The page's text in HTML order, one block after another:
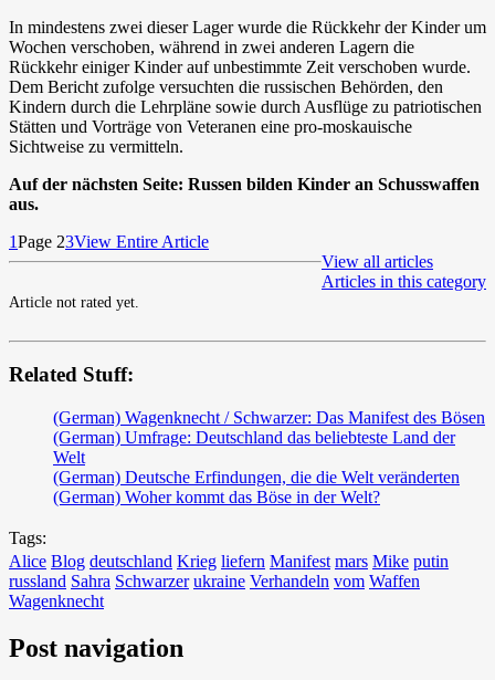
In mindestens zwei dieser Lager wurde die Rückkehr der Kinder um
Wochen verschoben, während in zwei anderen Lagern die
Rückkehr einiger Kinder auf unbestimmte Zeit verschoben wurde.
Dem Bericht zufolge versuchten die russischen Behörden, den
Kindern durch die Lehrpläne sowie durch Ausflüge zu patriotischen
Stätten und Vorträge von Veteranen eine pro-moskauische
Sichtweise zu vermitteln.
Auf der nächsten Seite: Russen bilden Kinder an Schusswaffen
aus.
1Page 23View Entire Article
View all articles
Articles in this category
Article not rated yet.
Related Stuff:
(German) Wagenknecht / Schwarzer: Das Manifest des Bösen
(German) Umfrage: Deutschland das beliebteste Land der
Welt
(German) Deutsche Erfindungen, die die Welt veränderten
(German) Woher kommt das Böse in der Welt?
Tags:
Alice Blog deutschland Krieg liefern Manifest mars Mike putin
russland Sahra Schwarzer ukraine Verhandeln vom Waffen
Wagenknecht
Post navigation